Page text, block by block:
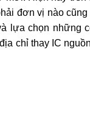
đã thay pin
đơn vị nào